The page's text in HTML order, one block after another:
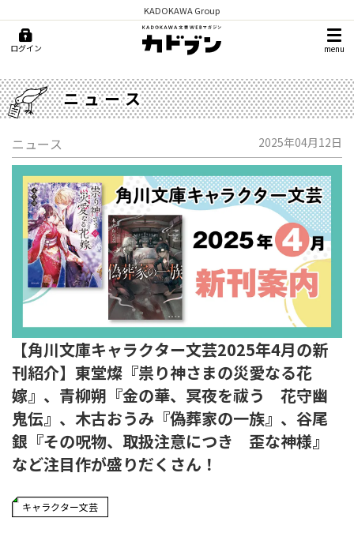
KADOKAWA Group
ログイン menu
ニュース
ニュース 2025年04月12日
【角川文庫キャラクター文芸2025年4月の新
刊紹介】東堂燦『祟り神さまの災愛なる花
嫁』、青柳朔『金の華、冥夜を祓う 花守幽
鬼伝』、木古おうみ『偽葬家の一族』、谷尾
銀『その呪物、取扱注意につき 歪な神様』
など注目作が盛りだくさん！
キャラクター文芸